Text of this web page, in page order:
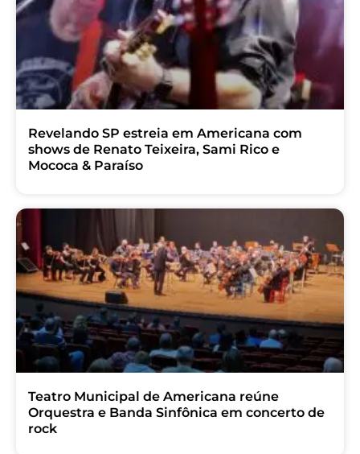
Revelando SP estreia em Americana com
shows de Renato Teixeira, Sami Rico e
Mococa & Paraíso
Teatro Municipal de Americana reúne
Orquestra e Banda Sinfônica em concerto de
rock